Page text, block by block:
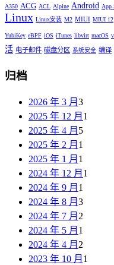
A350 ACG ACL Alpine Android App
Linux Linux安装 M2 MIUI MIUI 12
YubiKey eBPF iOS iTunes libvirt macOS
活 电子邮件 磁盘分区 系统安全 编译
归档
2026 年 3 月 3
2025 年 12 月 1
2025 年 4 月 5
2025 年 2 月 1
2025 年 1 月 1
2024 年 12 月 1
2024 年 9 月 1
2024 年 8 月 3
2024 年 7 月 2
2024 年 5 月 1
2024 年 4 月 2
2023 年 10 月 1